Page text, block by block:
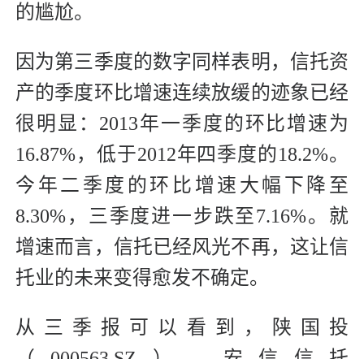
的尴尬。
因为第三季度的数字同样表明，信托资
产的季度环比增速连续放缓的迹象已经
很明显：2013年一季度的环比增速为
16.87%，低于2012年四季度的18.2%。
今年二季度的环比增速大幅下降至
8.30%，三季度进一步跌至7.16%。就
增速而言，信托已经风光不再，这让信
托业的未来变得愈发不确定。
从三季报可以看到，陕国投